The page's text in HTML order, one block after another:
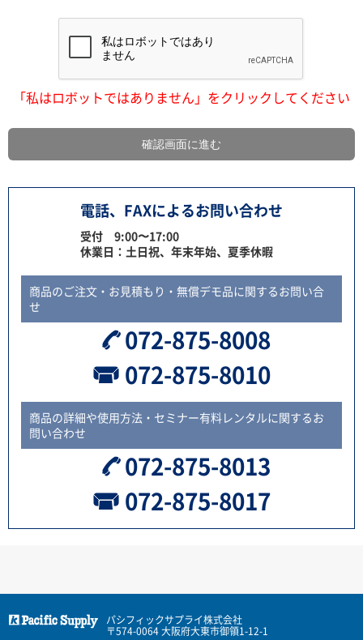
「私はロボットではありません」をクリックしてください
電話、FAXによるお問い合わせ
受付 9:00〜17:00
休業日：土日祝、年末年始、夏季休暇
商品のご注文・お見積もり・無償デモ品に関するお問い合
せ
072-875-8008
072-875-8010
商品の詳細や使用方法・セミナー有料レンタルに関するお
問い合わせ
072-875-8013
072-875-8017
パシフィックサプライ株式会社
〒574-0064 大阪府大東市御領1-12-1